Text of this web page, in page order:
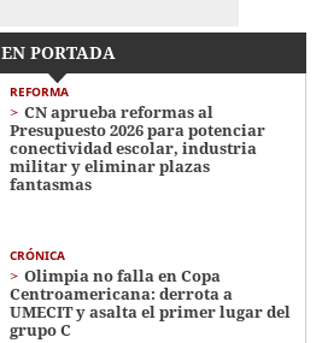
EN PORTADA
REFORMA
CN aprueba reformas al
Presupuesto 2026 para potenciar
conectividad escolar, industria
militar y eliminar plazas
fantasmas
CRÓNICA
Olimpia no falla en Copa
Centroamericana: derrota a
UMECIT y asalta el primer lugar del
grupo C